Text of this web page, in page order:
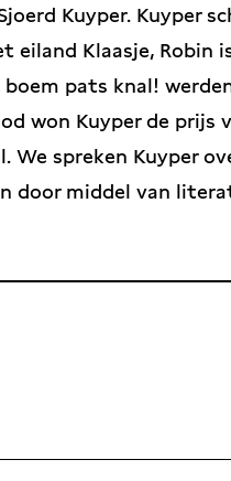
Kuyper. Kuyper
eiland Klaasje, Robin
pats knal!
won Kuyper de prijs
We spreken Kuyper
door middel van